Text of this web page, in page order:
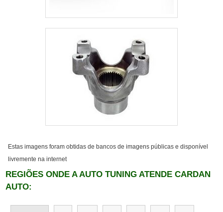
Estas imagens foram obtidas de bancos de imagens públicas e disponível
livremente na internet
REGIÕES ONDE A AUTO TUNING ATENDE CARDAN
AUTO: